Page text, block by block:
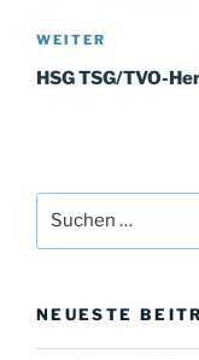
Nächster
Beitrag
WEITER
HSG TSG/TVO-
nach:
NEUESTE